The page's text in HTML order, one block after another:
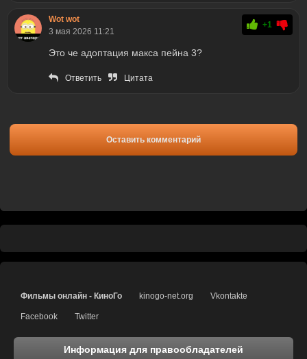
Wot wot
3 мая 2026 11:21
+1
Это че адоптация макса пейна 3?
Ответить Цитата
Оставить комментарий
Фильмы онлайн - КиноГо kinogo-net.org Vkontakte
Facebook Twitter
Информация для правообладателей